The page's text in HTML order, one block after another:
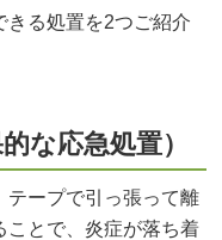
きる処置を2つご紹介
な応急処置）
テープで引っ張って離
ことで、炎症が落ち着